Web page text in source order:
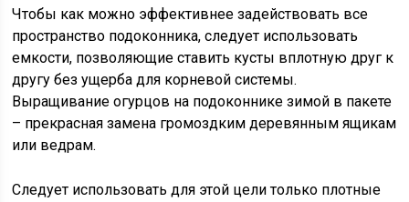
Чтобы как можно эффективнее задействовать все
пространство подоконника, следует использовать
емкости, позволяющие ставить кусты вплотную друг к
другу без ущерба для корневой системы.
Выращивание огурцов на подоконнике зимой в пакете
– прекрасная замена громоздким деревянным ящикам
или ведрам.
Следует использовать для этой цели только плотные